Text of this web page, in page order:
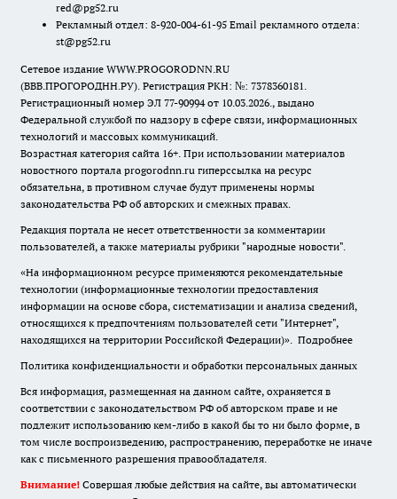
red@pg52.ru
Рекламный отдел: 8-920-004-61-95 Email рекламного отдела:
st@pg52.ru
Сетевое издание WWW.PROGORODNN.RU
(ВВВ.ПРОГОРОДНН.РУ). Регистрация РКН: №: 7378360181.
Регистрационный номер ЭЛ 77-90994 от 10.03.2026., выдано
Федеральной службой по надзору в сфере связи, информационных
технологий и массовых коммуникаций.
Возрастная категория сайта 16+. При использовании материалов
новостного портала progorodnn.ru гиперссылка на ресурс
обязательна, в противном случае будут применены нормы
законодательства РФ об авторских и смежных правах.
Редакция портала не несет ответственности за комментарии
пользователей, а также материалы рубрики "народные новости".
«На информационном ресурсе применяются рекомендательные
технологии (информационные технологии предоставления
информации на основе сбора, систематизации и анализа сведений,
относящихся к предпочтениям пользователей сети "Интернет",
находящихся на территории Российской Федерации)». Подробнее
Политика конфиденциальности и обработки персональных данных
Вся информация, размещенная на данном сайте, охраняется в
соответствии с законодательством РФ об авторском праве и не
подлежит использованию кем-либо в какой бы то ни было форме, в
том числе воспроизведению, распространению, переработке не иначе
как с письменного разрешения правообладателя.
Внимание! Совершая любые действия на сайте, вы автоматически